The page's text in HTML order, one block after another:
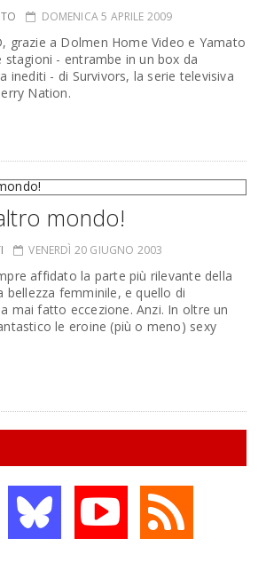
DOMENICA 5 APRILE 2009
grazie a Dolmen Home Video e Yamato
stagioni - entrambe in un box da
inediti - di Survivors, la serie televisiva
Nation.
mondo!
VENERDÌ 20 GIUGNO 2003
affidato la parte più rilevante della
bellezza femminile, e quello di
mai fatto eccezione. Anzi. In oltre un
le eroine (più o meno) sexy